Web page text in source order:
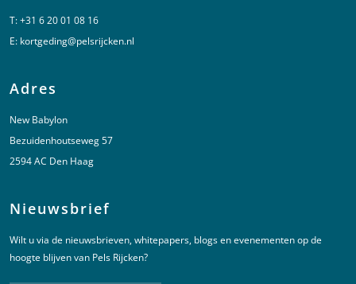
T:+31 6 20 01 08 16
E: kortgeding@pelsrijcken.nl
Adres
New Babylon
Bezuidenhoutseweg 57
2594 AC Den Haag
Nieuwsbrief
Wilt u via de nieuwsbrieven, whitepapers, blogs en evenementen op de
hoogte blijven van Pels Rijcken?